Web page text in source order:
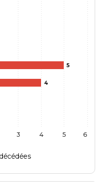
5
4
3 4 5 6